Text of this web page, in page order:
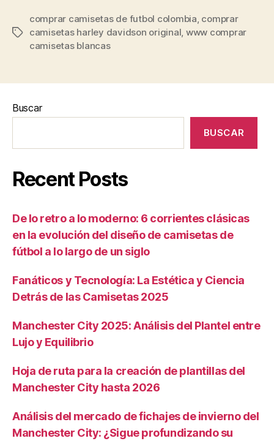
Etiquetas
comprar camisetas de futbol colombia, comprar
camisetas harley davidson original, www comprar
camisetas blancas
Buscar
BUSCAR
Recent Posts
De lo retro a lo moderno: 6 corrientes clásicas
en la evolución del diseño de camisetas de
fútbol a lo largo de un siglo
Fanáticos y Tecnología: La Estética y Ciencia
Detrás de las Camisetas 2025
Manchester City 2025: Análisis del Plantel entre
Lujo y Equilibrio
Hoja de ruta para la creación de plantillas del
Manchester City hasta 2026
Análisis del mercado de fichajes de invierno del
Manchester City: ¿Sigue profundizando su